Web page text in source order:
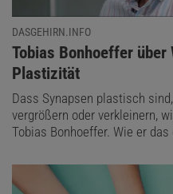
DASGEHIRN.INFO
:
Tobias Bonhoeffer über
Plastizität
Dass Synapsen plastisch
vergrößern oder verkleinern,
Tobias Bonhoeffer. Wie er